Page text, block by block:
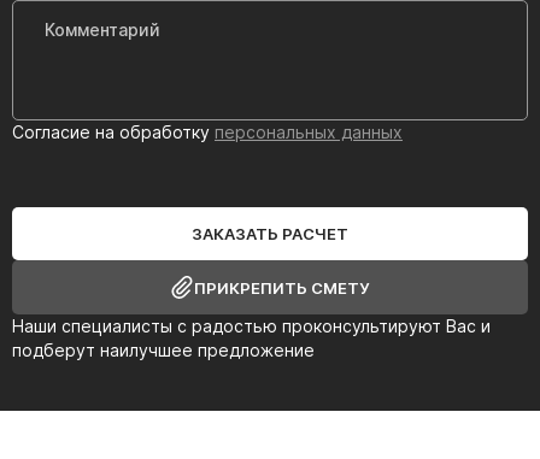
Наши специалисты с радостью проконсультируют Вас и
подберут наилучшее предложение
Согласие на обработку персональных данных
ЗАКАЗАТЬ РАСЧЕТ
ПРИКРЕПИТЬ СМЕТУ